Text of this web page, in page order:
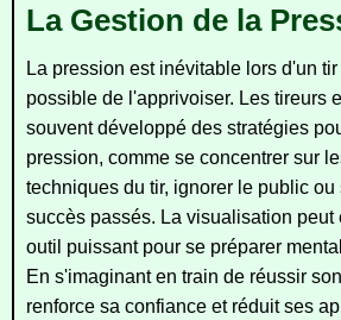
La Gestion de la
La pression est inévitable lors d'un
possible de l'apprivoiser. Les tireurs
souvent développé des stratégies
pression, comme se concentrer sur
techniques du tir, ignorer le public
succès passés. La visualisation peut
outil puissant pour se préparer
En s'imaginant en train de réussir
renforce sa confiance et réduit ses